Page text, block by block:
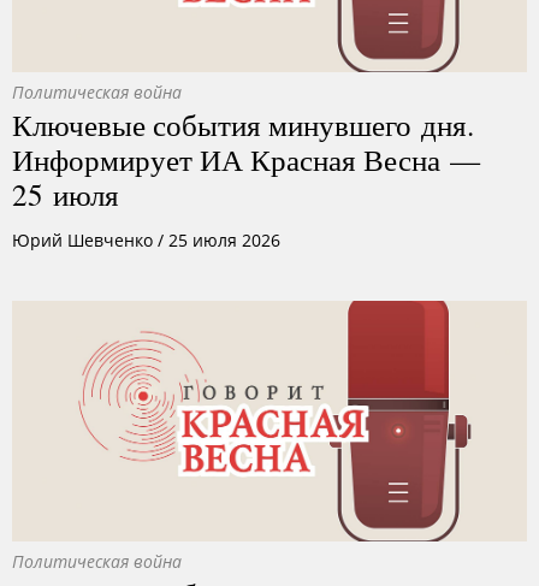
Политическая война
Ключевые события минувшего дня.
Информирует ИА Красная Весна —
25 июля
Юрий Шевченко / 25 июля 2026
Политическая война